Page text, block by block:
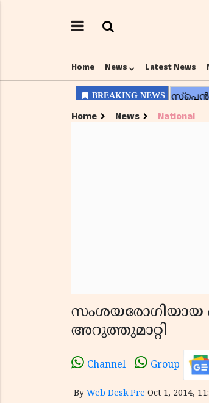
Home News Latest News
Home News National
സംശയരോഗിയായ
അറുത്തുമാറ്റി
Channel Group
By Web Desk Pre Oct 1, 2014,